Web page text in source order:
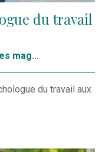
du travail
mag...
du travail aux